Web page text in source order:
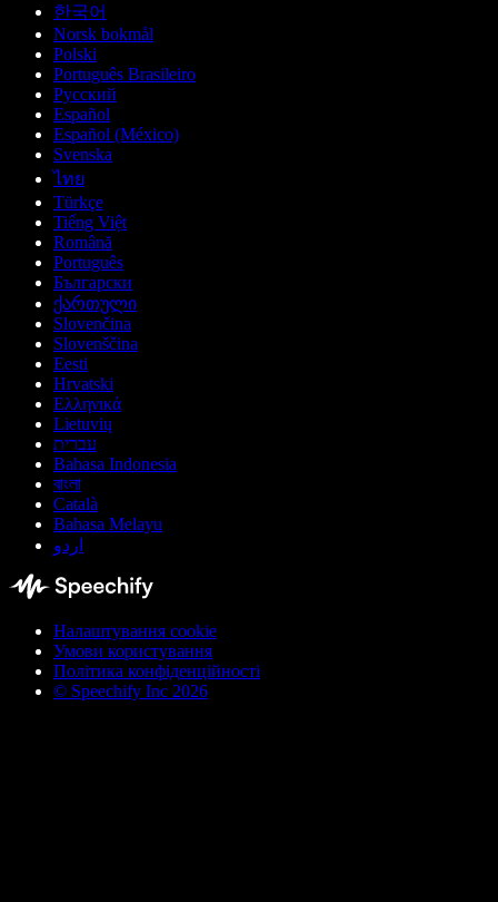
한국어
Norsk bokmål
Polski
Português Brasileiro
Русский
Español
Español (México)
Svenska
ไทย
Türkçe
Tiếng Việt
Română
Português
Български
ქართული
Slovenčina
Slovenščina
Eesti
Hrvatski
Ελληνικά
Lietuvių
עברית
Bahasa Indonesia
বাংলা
Català
Bahasa Melayu
اردو
Налаштування cookie
Умови користування
Політика конфіденційності
© Speechify Inc 2026